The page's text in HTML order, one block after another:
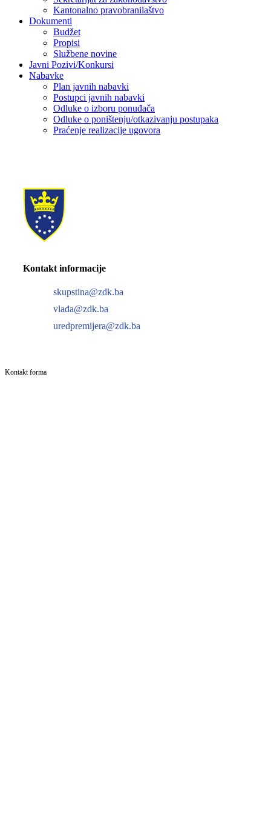
Kantonalno pravobranilaštvo
Dokumenti
Budžet
Propisi
Službene novine
Javni Pozivi/Konkursi
Nabavke
Plan javnih nabavki
Postupci javnih nabavki
Odluke o izboru ponuđača
Odluke o poništenju/otkazivanju postupaka
Praćenje realizacije ugovora
Kontakt informacije
skupstina@zdk.ba
vlada@zdk.ba
uredpremijera@zdk.ba
Kontakt forma